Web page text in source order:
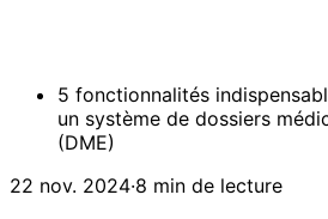
5 fonctionnalités
un système de dossiers
(DME)
22 nov. 2024·8 min de lecture